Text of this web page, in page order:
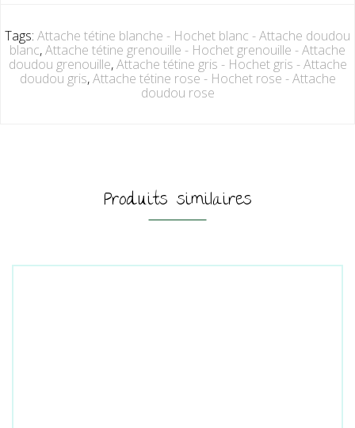
Tags: Attache tétine blanche - Hochet blanc - Attache doudou
blanc,Attache tétine grenouille - Hochet grenouille - Attache
doudou grenouille,Attache tétine gris - Hochet gris - Attache
doudou gris,Attache tétine rose - Hochet rose - Attache
doudou rose
Produits similaires